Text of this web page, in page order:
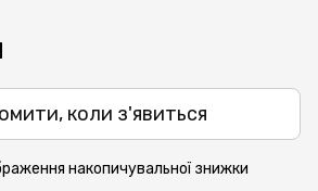
коли з'явиться
накопичувальної знижки